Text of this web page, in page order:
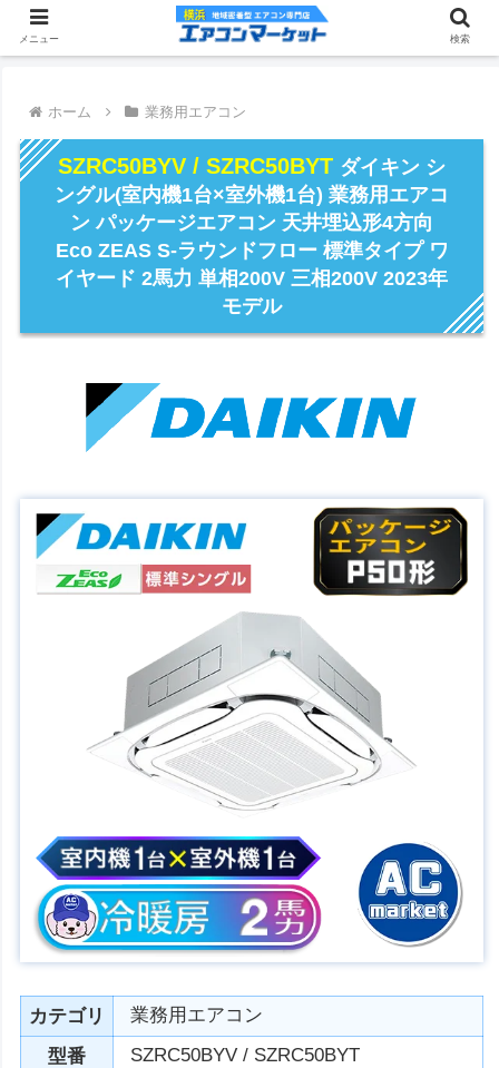
ホーム 業務用エアコン
SZRC50BYV / SZRC50BYT ダイキン シ
ングル(室内機1台×室外機1台) 業務用エアコ
ン パッケージエアコン 天井埋込形4方向
Eco ZEAS S-ラウンドフロー 標準タイプ ワ
イヤード 2馬力 単相200V 三相200V 2023年
モデル
カテゴリ
業務用エアコン
型番
SZRC50BYV / SZRC50BYT
メニュー 検索